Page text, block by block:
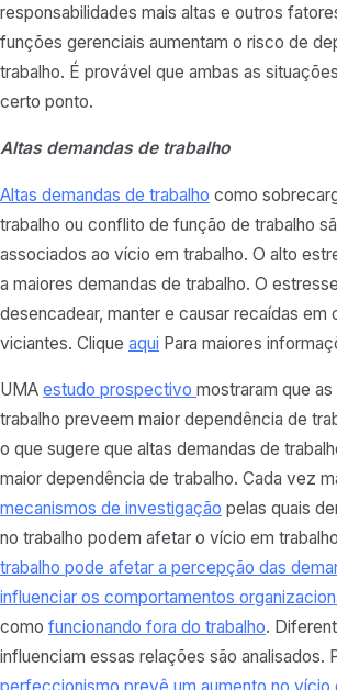
responsabilidades mais altas e outros
funções gerenciais aumentam o risco de
trabalho. É provável que ambas as
certo ponto.
Altas demandas de trabalho
Altas demandas de trabalho como
trabalho ou conflito de função de trabalho
associados ao vício em trabalho. O alto
a maiores demandas de trabalho. O
desencadear, manter e causar recaídas em
viciantes. Clique aqui Para maiores
UMA estudo prospectivo mostraram que
trabalho preveem maior dependência de
o que sugere que altas demandas de
maior dependência de trabalho. Cada vez
mecanismos de investigação pelas quais
no trabalho podem afetar o vício em
trabalho pode afetar a percepção das
influenciar os comportamentos
como funcionando fora do trabalho.
influenciam essas relações são analisados.